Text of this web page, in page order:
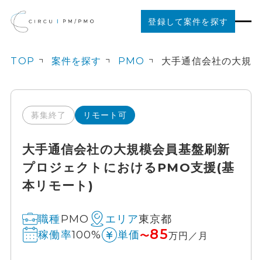
登録して案件を探す
ご利用の流れ
お役立ちコンテンツ
法人の方はこちら
TOP 案件を探す PMO
募集終了 リモート可
大手通信会社の大規模会員基盤刷新
プロジェクトにおけるPMO支援(基
本リモート)
職種PMO エリア東京都
稼働率100% 単価〜85万円／月